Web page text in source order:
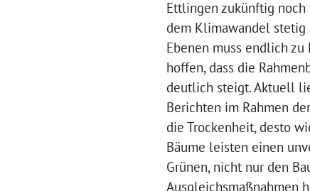
Ettlingen zukünftig
dem Klimawandel
Ebenen muss endlich
hoffen, dass die
deutlich steigt. Aktuell
Berichten im Rahmen
die Trockenheit, desto
Bäume leisten einen
Grünen, nicht nur den
Ausgleichsmaßnahmen